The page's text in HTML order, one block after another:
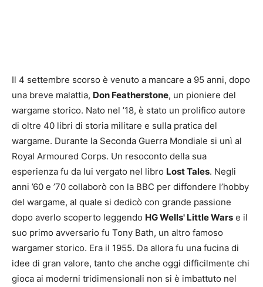
Il 4 settembre scorso è venuto a mancare a 95 anni, dopo
una breve malattia, Don Featherstone, un pioniere del
wargame storico. Nato nel ’18, è stato un prolifico autore
di oltre 40 libri di storia militare e sulla pratica del
wargame. Durante la Seconda Guerra Mondiale si unì al
Royal Armoured Corps. Un resoconto della sua
esperienza fu da lui vergato nel libro Lost Tales. Negli
anni ’60 e ’70 collaborò con la BBC per diffondere l’hobby
del wargame, al quale si dedicò con grande passione
dopo averlo scoperto leggendo HG Wells' Little Wars e il
suo primo avversario fu Tony Bath, un altro famoso
wargamer storico. Era il 1955. Da allora fu una fucina di
idee di gran valore, tanto che anche oggi difficilmente chi
gioca ai moderni tridimensionali non si è imbattuto nel